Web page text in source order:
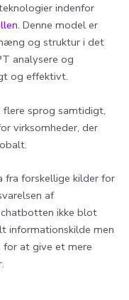
indenfor
. Denne model er
og struktur i det
analysere og
og effektivt.
flere sprog samtidigt,
virksomheder, der
fra forskellige kilder for
af
ikke blot
informationskilde men
at give et mere